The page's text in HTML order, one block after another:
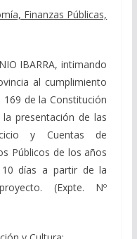
Finanzas Públicas,
IBARRA, intimando
al cumplimiento
de la Constitución
presentación de las
y Cuentas de
Públicos de los años
días a partir de la
(Expte. Nº